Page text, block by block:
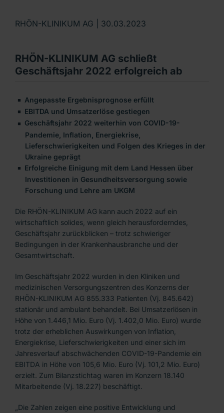
RHÖN-KLINIKUM AG | 30.03.2023
RHÖN-KLINIKUM AG schließt
Geschäftsjahr 2022 erfolgreich ab
Angepasste Ergebnisprognose erfüllt
EBITDA und Umsatzerlöse gestiegen
Geschäftsjahr 2022 weiterhin von COVID-19-
Pandemie, Inflation, Energiekrise,
Lieferschwierigkeiten und Folgen des Krieges in der
Ukraine geprägt
Erfolgreiche Einigung mit dem Land Hessen über
Investitionen in Gesundheitsversorgung sowie
Forschung und Lehre am UKGM
Die RHÖN-KLINIKUM AG kann auch 2022 auf ein
wirtschaftlich solides, wenn gleich herausforderndes,
Geschäftsjahr zurückblicken – trotz schwieriger
Bedingungen in der Krankenhausbranche und der
Gesamtwirtschaft.
Im Geschäftsjahr 2022 wurden in den Kliniken und
medizinischen Versorgungszentren des Konzerns der
RHÖN-KLINIKUM AG 855.333 Patienten (Vj. 845.642)
stationär und ambulant behandelt. Bei Umsatzerlösen in
Höhe von 1.446,1 Mio. Euro (Vj. 1.402,0 Mio. Euro) wurde
trotz der erheblichen Auswirkungen von Inflation,
Energiekrise, Lieferschwierigkeiten und einer sich im
Jahresverlauf abschwächenden COVID-19-Pandemie ein
EBITDA in Höhe von 105,6 Mio. Euro (Vj. 101,2 Mio. Euro)
erzielt. Zum Bilanzstichtag waren im Konzern 18.140
Mitarbeitende (Vj. 18.227) beschäftigt.
„Die Zahlen zeigen eine positive Entwicklung und